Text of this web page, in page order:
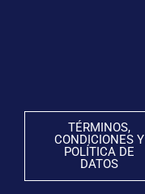
TÉRMINOS,
CONDICIONES Y
POLÍTICA DE
DATOS